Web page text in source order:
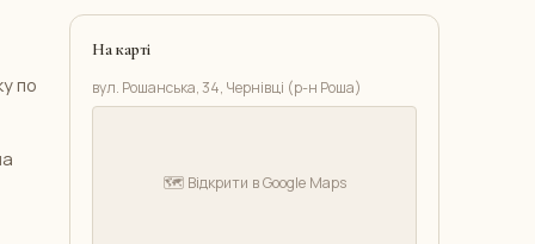
по
На карті
вул. Рошанська, 34, Чернівці (р-н Роша)
🗺️ Відкрити в Google Maps